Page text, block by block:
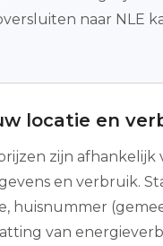
naar NLE
locatie en
zijn afhankelijk
en verbruik.
huisnummer
van